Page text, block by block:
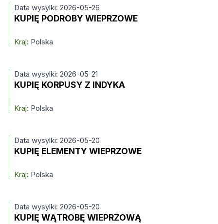
Data wysylki: 2026-05-26
KUPIĘ PODROBY WIEPRZOWE
Kraj: Polska
Data wysylki: 2026-05-21
KUPIĘ KORPUSY Z INDYKA
Kraj: Polska
Data wysylki: 2026-05-20
KUPIĘ ELEMENTY WIEPRZOWE
Kraj: Polska
Data wysylki: 2026-05-20
KUPIĘ WĄTROBĘ WIEPRZOWĄ